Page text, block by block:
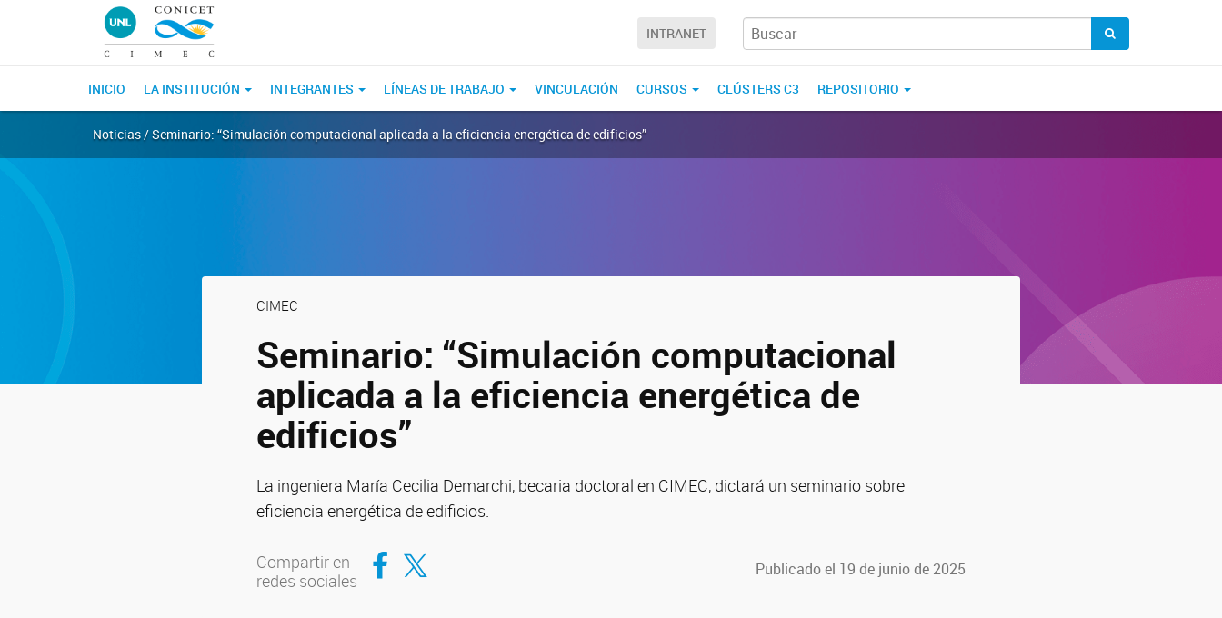
INTRANET
INICIO LA INSTITUCIÓN INTEGRANTES LÍNEAS DE TRABAJO VINCULACIÓN CURSOS CLÚSTERS C3 REPOSITORIO
Noticias / Seminario: “Simulación computacional aplicada a la eficiencia energética de edificios”
CIMEC
Seminario: “Simulación computacional
aplicada a la eficiencia energética de
edificios”
La ingeniera María Cecilia Demarchi, becaria doctoral en CIMEC, dictará un seminario sobre
eficiencia energética de edificios.
Compartir en
redes sociales
Compartir en Facebook
Compartir en Twitter Publicado el 19 de junio de 2025